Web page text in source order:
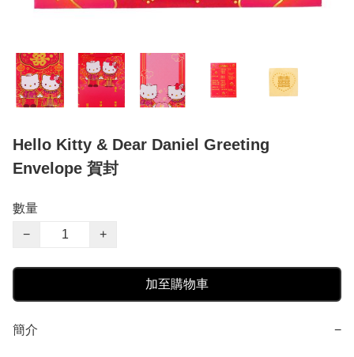
Hello Kitty & Dear Daniel Greeting
Envelope 賀封
數量
−
+
加至購物車
簡介 −